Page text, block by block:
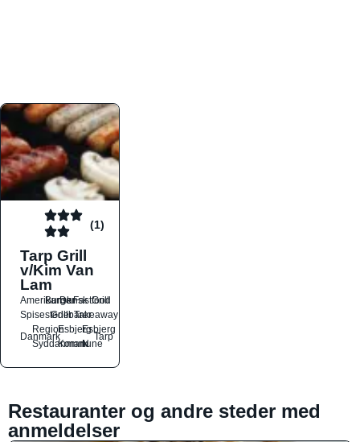
(1)
Tarp Grill
v/Kim Van
Lam
Amerikansk
BurgerDanskFastfood
Grill
SpisestederGrillbarerTakeaway
Danmark
Region
Syddanmark
Esbjerg
Kommune
Esbjerg
N
Tarp
Restauranter og andre steder med
anmeldelser